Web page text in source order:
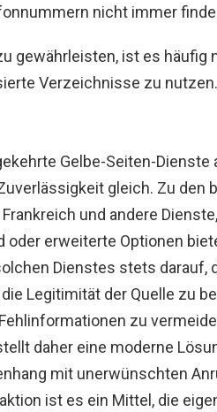
nicht immer
gewährleisten, ist es häufig
Verzeichnisse zu nutzen.
Gelbe-Seiten-Dienste
gleich. Zu den
Frankreich und andere
erweiterte Optionen
Dienstes stets darauf,
Legitimität der Quelle zu
zu
daher eine moderne
mit unerwünschten
ist es ein Mittel, die